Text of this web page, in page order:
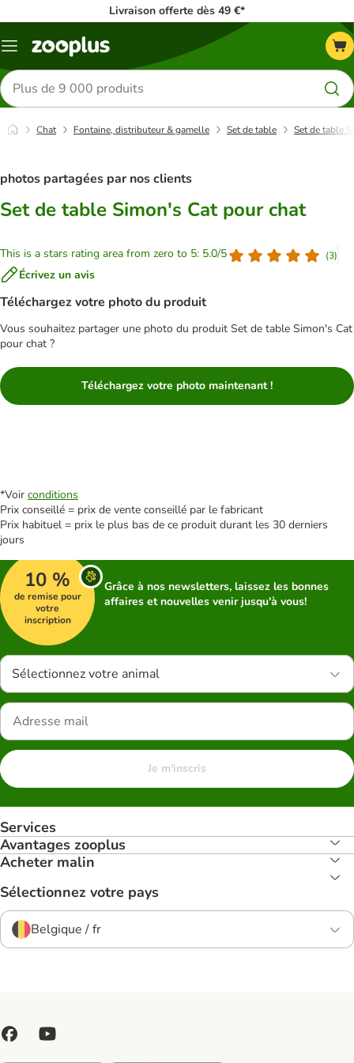
Livraison offerte dès 49 €*
Menu
Rechercher
des
produits
Chat Fontaine, distributeur & gamelle Set de table Set de table
photos partagées par nos clients
Set de table Simon's Cat pour chat
This is a stars rating area from zero to 5: 5.0/5 (3)
Écrivez un avis
Téléchargez votre photo du produit
Vous souhaitez partager une photo du produit Set de table Simon's Cat
pour chat ?
Téléchargez votre photo maintenant !
*Voir conditions
Prix conseillé = prix de vente conseillé par le fabricant
Prix habituel = prix le plus bas de ce produit durant les 30 derniers
jours
10 %
de remise pour
votre
inscription
Grâce à nos newsletters, laissez les bonnes
affaires et nouvelles venir jusqu'à vous!
Sélectionnez votre animal
Je m'inscris
Services
Avantages zooplus
Acheter malin
Sélectionnez votre pays
Belgique / fr